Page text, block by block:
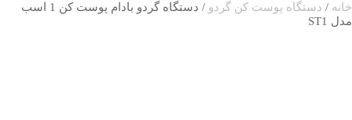
خانه / دستگاه پوست کن گردو
/ دستگاه گردو بادام پوست کن 1 اسب
مدل ST1